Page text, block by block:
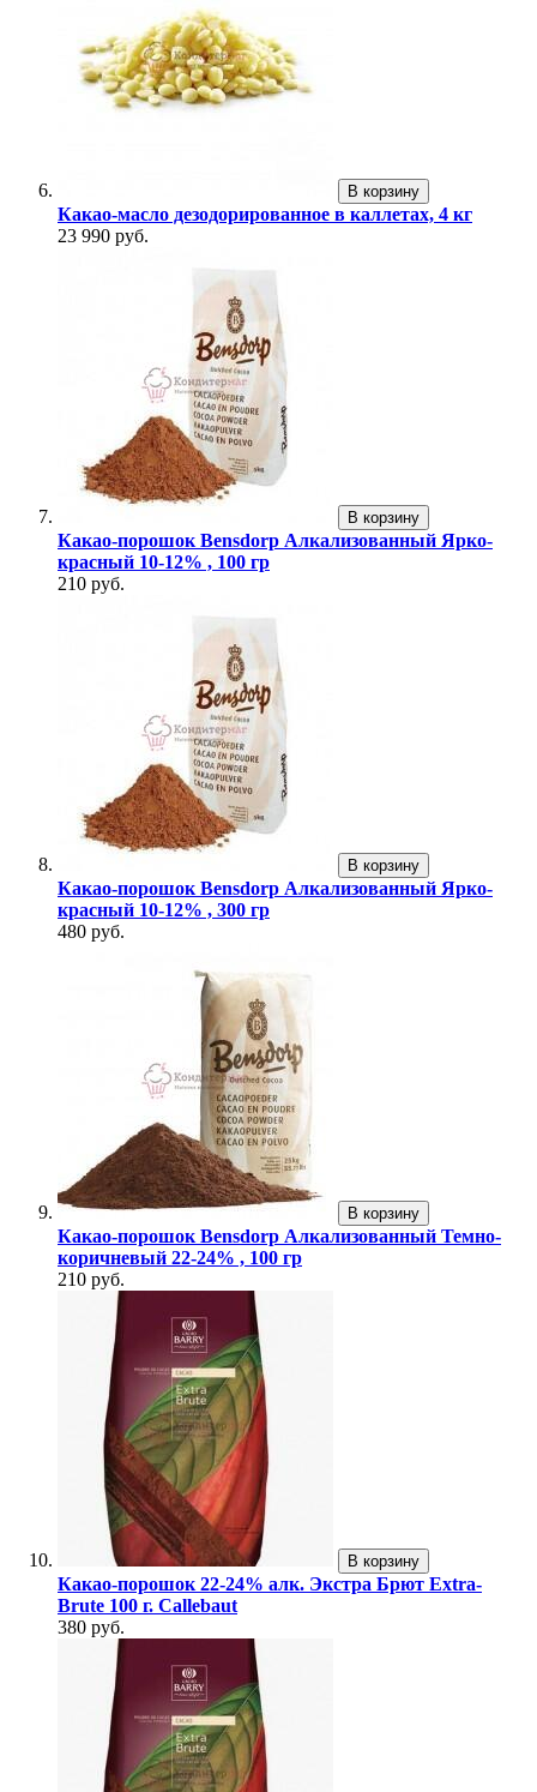
В корзину
Какао-масло дезодорированное в каллетах, 4 кг
23 990 руб.
В корзину
Какао-порошок Bensdorp Алкализованный Ярко-
красный 10-12% , 100 гр
210 руб.
В корзину
Какао-порошок Bensdorp Алкализованный Ярко-
красный 10-12% , 300 гр
480 руб.
В корзину
Какао-порошок Bensdorp Алкализованный Темно-
коричневый 22-24% , 100 гр
210 руб.
В корзину
Какао-порошок 22-24% алк. Экстра Брют Extra-
Brute 100 г. Callebaut
380 руб.